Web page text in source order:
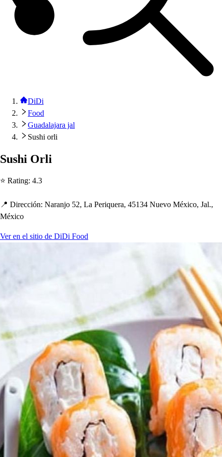
DiDi
Food
Guadalajara jal
Sushi orli
Sushi Orli
⭐ Rating: 4.3
📍 Dirección: Naranjo 52, La Periquera, 45134 Nuevo México, Jal.,
México
Ver en el sitio de DiDi Food